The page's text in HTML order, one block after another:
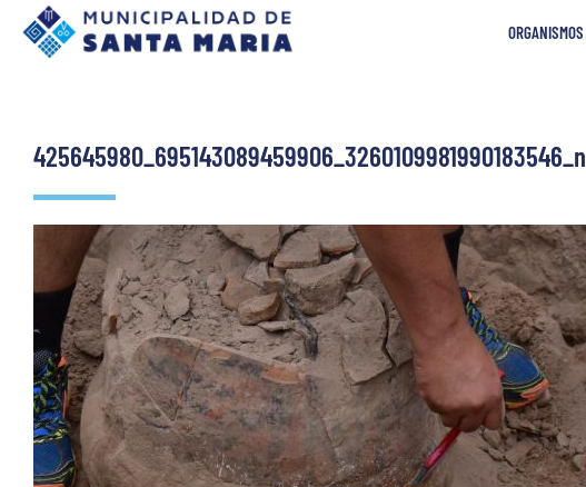
ORGANISMOS
425645980_695143089459906_3260109981990183546_n